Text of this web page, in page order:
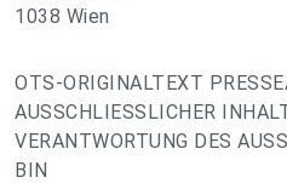
1038 Wien
OTS-ORIGINALTEXT
AUSSCHLIESSLICHER
VERANTWORTUNG DES
BIN